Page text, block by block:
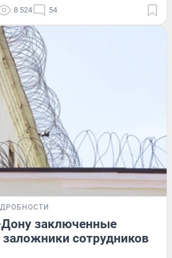
8 524 54
Дону заключенные
сотрудников